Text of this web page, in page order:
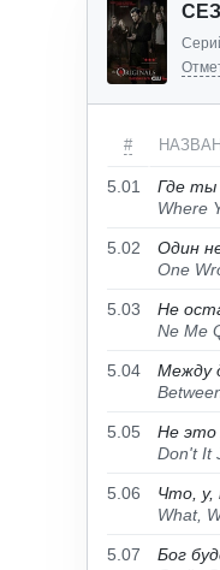
#
5.01
Где ты
Where
5.02
Один
One
5.03
Не
Ne Me
5.04
Между
5.05
Не это
Don't It
5.06
Что, у,
What,
5.07
Бог